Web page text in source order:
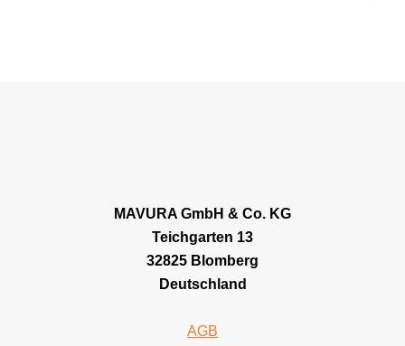
MAVURA GmbH & Co. KG
Teichgarten 13
32825 Blomberg
Deutschland
AGB